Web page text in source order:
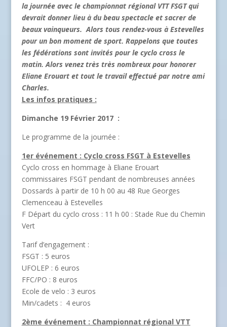
la journée avec le championnat régional VTT FSGT qui
devrait donner lieu à du beau spectacle et sacrer de
beaux vainqueurs. Alors tous rendez-vous à Estevelles
pour un bon moment de sport. Rappelons que toutes
les fédérations sont invités pour le cyclo cross le
matin. Alors venez très très nombreux pour honorer
Eliane Erouart et tout le travail effectué par notre ami
Charles.
Les infos pratiques :
Dimanche 19 Février 2017 :
Le programme de la journée :
1er événement : Cyclo cross FSGT à Estevelles
Cyclo cross en hommage à Eliane Erouart
commissaires FSGT pendant de nombreuses années
Dossards à partir de 10 h 00 au 48 Rue Georges
Clemenceau à Estevelles
F Départ du cyclo cross : 11 h 00 : Stade Rue du Chemin
Vert
Tarif d’engagement :
FSGT : 5 euros
UFOLEP : 6 euros
FFC/PO : 8 euros
Ecole de velo : 3 euros
Min/cadets : 4 euros
2ème événement : Championnat régional VTT